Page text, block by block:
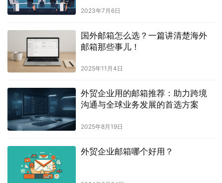
2023年7月6日
国外邮箱怎么选？一篇讲清楚海外
邮箱那些事儿！
2025年11月4日
外贸企业用的邮箱推荐：助力跨境
沟通与全球业务发展的首选方案
2025年8月19日
外贸企业邮箱哪个好用？